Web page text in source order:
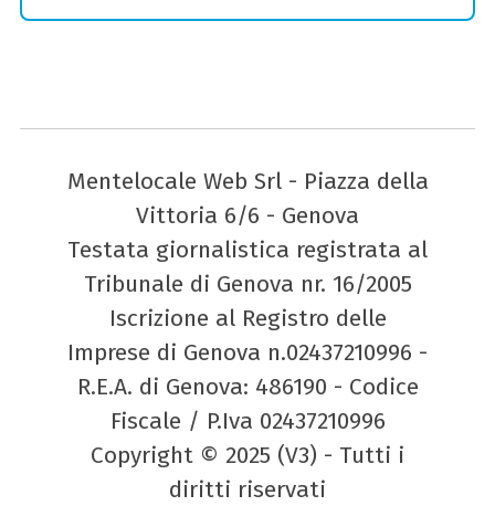
Mentelocale Web Srl - Piazza della
Vittoria 6/6 - Genova
Testata giornalistica registrata al
Tribunale di Genova nr. 16/2005
Iscrizione al Registro delle
Imprese di Genova n.02437210996 -
R.E.A. di Genova: 486190 - Codice
Fiscale / P.Iva 02437210996
Copyright © 2025 (V3) - Tutti i
diritti riservati